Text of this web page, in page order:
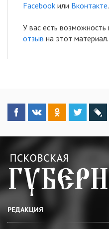
Facebook или Вконтакте.
У вас есть
отзыв на этот материал.
РЕДАКЦИЯ